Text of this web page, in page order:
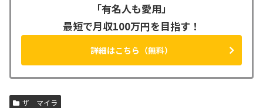
「有名人も愛用」
最短で月収100万円を目指す！
詳細はこちら（無料）
ザ マイラ